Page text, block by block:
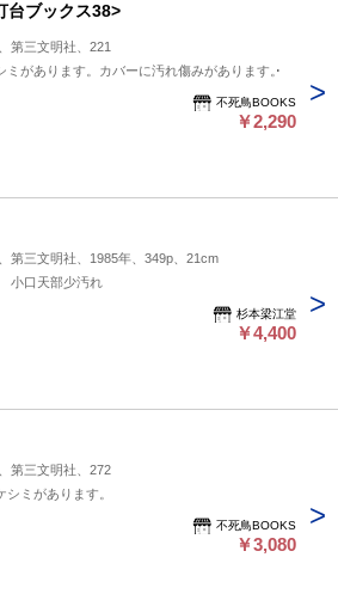
台ブックス38>
第三文明社、221
ミがあります。カバーに汚れ傷みがあります。
不死鳥BOOKS
￥2,290
第三文明社、1985年、349p、21cm
小口天部少汚れ
杉本梁江堂
￥4,400
第三文明社、272
シミがあります。
不死鳥BOOKS
￥3,080